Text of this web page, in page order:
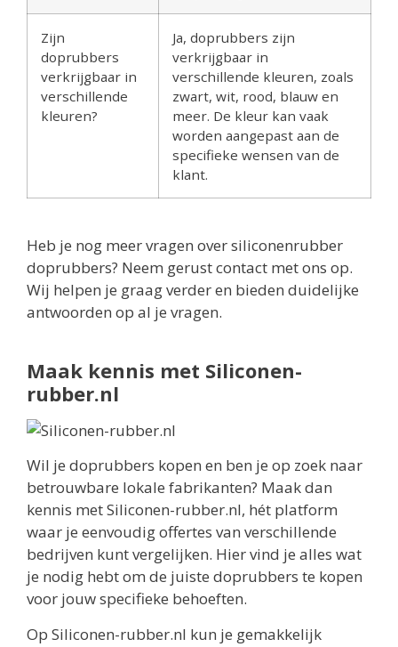
Zijn
doprubbers
verkrijgbaar in
verschillende
kleuren?
Ja, doprubbers zijn
verkrijgbaar in
verschillende kleuren, zoals
zwart, wit, rood, blauw en
meer. De kleur kan vaak
worden aangepast aan de
specifieke wensen van de
klant.
Heb je nog meer vragen over siliconenrubber
doprubbers? Neem gerust contact met ons op.
Wij helpen je graag verder en bieden duidelijke
antwoorden op al je vragen.
Maak kennis met Siliconen-
rubber.nl
Wil je doprubbers kopen en ben je op zoek naar
betrouwbare lokale fabrikanten? Maak dan
kennis met Siliconen-rubber.nl, hét platform
waar je eenvoudig offertes van verschillende
bedrijven kunt vergelijken. Hier vind je alles wat
je nodig hebt om de juiste doprubbers te kopen
voor jouw specifieke behoeften.
Op Siliconen-rubber.nl kun je gemakkelijk